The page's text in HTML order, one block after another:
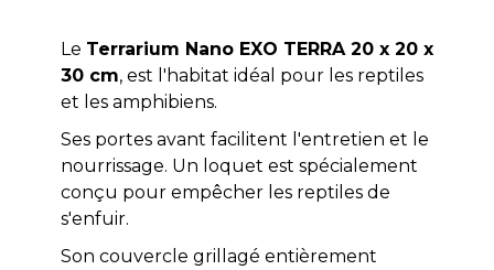
Le Terrarium Nano EXO TERRA 20 x 20 x
30 cm, est l'habitat idéal pour les reptiles
et les amphibiens.
Ses portes avant facilitent l'entretien et le
nourrissage. Un loquet est spécialement
conçu pour empêcher les reptiles de
s'enfuir.
Son couvercle grillagé entièrement